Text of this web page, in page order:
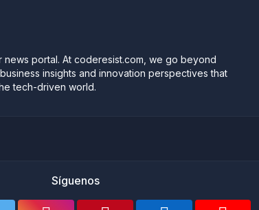
portal. At coderesist.com, we go beyond
insights and innovation perspectives that
tech-driven world.
Síguenos